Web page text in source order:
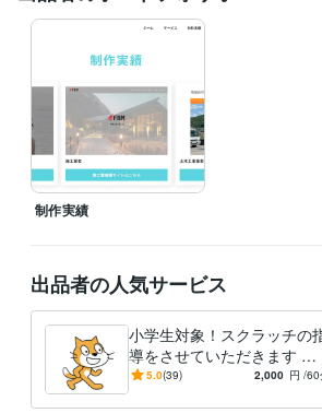
経営・マネジメント / 経営企画・経営戦略
2021年8月 ~ 現在
プログラミング言語・フレームワーク
CSS:4年HTML:4年JavaScript:4年
ビジネス・クリエイティブツール
Numbers:4年PowerPoint:4年Word:4年BASE:0
STUDIO:4年ペライチ:4年Google スプレッドシ
Google スライド:4年Pages:4年Asana:4年
得意分野
Web制作・HP作成・EC構築 webサイト制作
プログラミング
制作実績
出品者の人気サービス
小学生対象！スクラッチの
導をさせていただきます 現
役のプログラミングスクー
5.0(39) 2,000 円 /60